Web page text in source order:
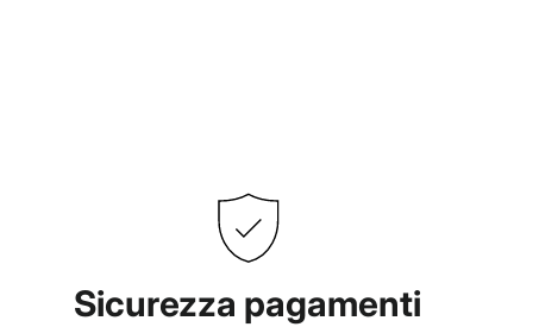
Sicurezza pagamenti